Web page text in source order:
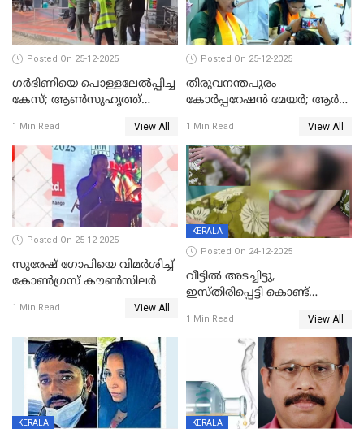
Posted On 25-12-2025
ഗര്‍ഭിണിയെ പൊള്ളലേല്‍പ്പിച്ച
കേസ്; ആണ്‍സുഹൃത്ത്
1 Min Read View All
Posted On 25-12-2025
തിരുവനന്തപുരം
കോര്‍പ്പറേഷന്‍ മേയർ; ആര്‍
1 Min Read View All
Posted On 25-12-2025
സുരേഷ് ഗോപിയെ വിമര്‍ശിച്ച്
കോണ്‍ഗ്രസ് കൗണ്‍സിലര്‍
1 Min Read View All
KERALA
Posted On 24-12-2025
വീട്ടിൽ അടച്ചിട്ടു,
ഇസ്തിരിപ്പെട്ടി കൊണ്ട്
ഗർഭിണിയായ യുവതിക്ക് ക്രൂര
1 Min Read View All
KERALA KERALA